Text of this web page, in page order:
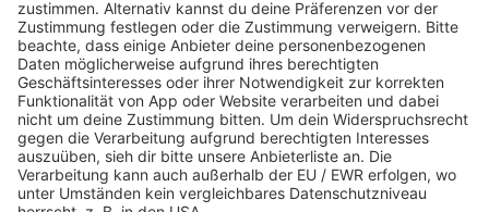
2. Studienverlaufsplan (Modulplan)
Der Studienverlaufsplan schlägt dir vor:
welche Module in welchem Semester
sinnvoll sind
wann Grundlagen, Aufbaumodule und